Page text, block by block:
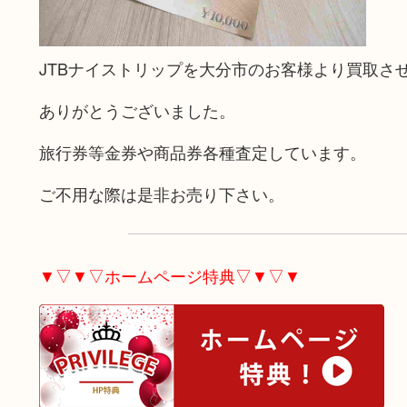
JTBナイストリップを大分市のお客様より買取さ
ありがとうございました。
旅行券等金券や商品券各種査定しています。
ご不用な際は是非お売り下さい。
▼▽▼▽ホームページ特典▽▼▽▼